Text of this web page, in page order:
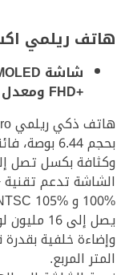
هاتف ريلمي اكس 50 برو – شاشة
شاشة
+FHD
ومعدل
وكثافة بكسل تصل إلى 409 بكسل لكل
المتر المربع.